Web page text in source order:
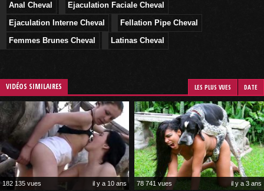
Anal Cheval
Ejaculation Faciale Cheval
Ejaculation Interne Cheval
Fellation Pipe Cheval
Femmes Brunes Cheval
Latinas Cheval
VIDÉOS SIMILAIRES LES PLUS VUES DATE
182 135 vues
il y a 10 ans
78 741 vues
il y a 3 ans